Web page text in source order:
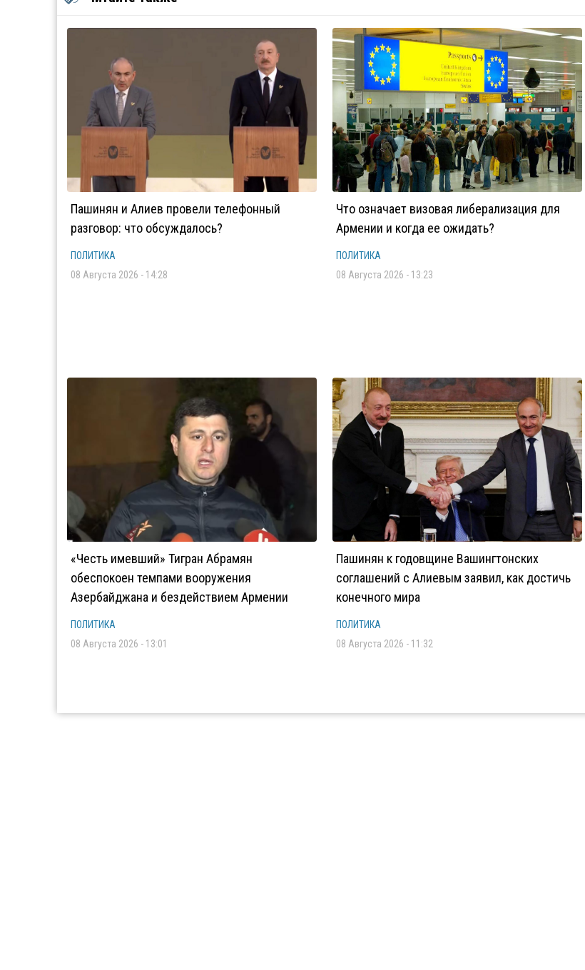
Пашинян и Алиев провели телефонный
разговор: что обсуждалось?
ПОЛИТИКА
08 Августа 2026 - 14:28
Что означает визовая либерализация для
Армении и когда ее ожидать?
ПОЛИТИКА
08 Августа 2026 - 13:23
«Честь имевший» Тигран Абрамян
обеспокоен темпами вооружения
Азербайджана и бездействием Армении
ПОЛИТИКА
08 Августа 2026 - 13:01
Пашинян к годовщине Вашингтонских
соглашений с Алиевым заявил, как достичь
конечного мира
ПОЛИТИКА
08 Августа 2026 - 11:32